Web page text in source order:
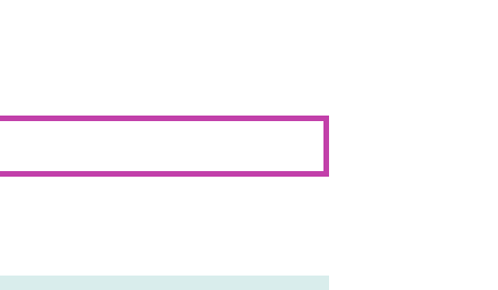
めての方へ
けたい６つのこと
ュー
の一歩